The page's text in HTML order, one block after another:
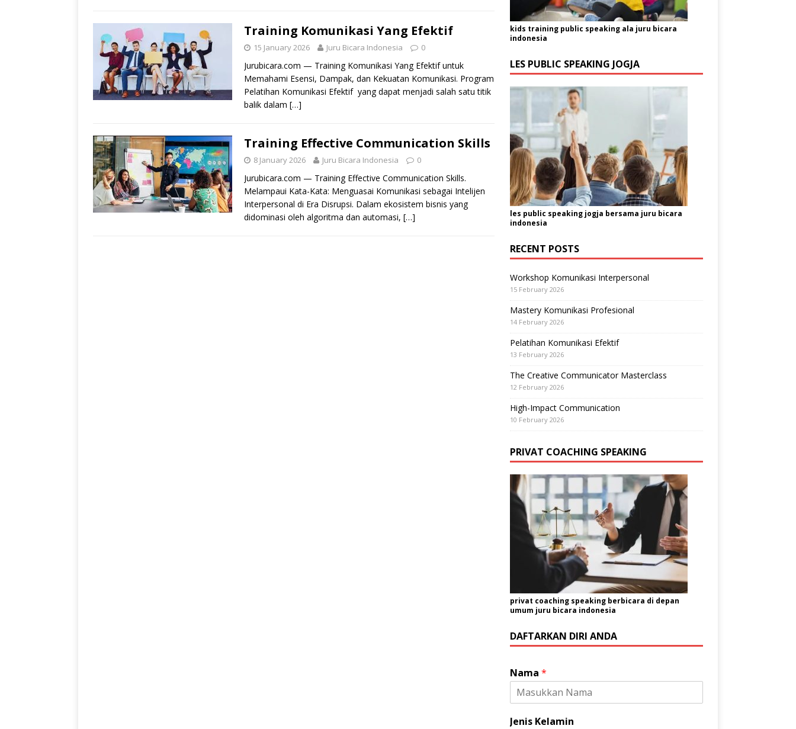
Training Komunikasi Yang Efektif
15 January 2026 Juru Bicara Indonesia 0
Jurubicara.com — Training Komunikasi Yang Efektif untuk
Memahami Esensi, Dampak, dan Kekuatan Komunikasi. Program
Pelatihan Komunikasi Efektif yang dapat menjadi salah satu titik
balik dalam […]
Training Effective Communication Skills
8 January 2026 Juru Bicara Indonesia 0
Jurubicara.com — Training Effective Communication Skills.
Melampaui Kata-Kata: Menguasai Komunikasi sebagai Intelijen
Interpersonal di Era Disrupsi. Dalam ekosistem bisnis yang
didominasi oleh algoritma dan automasi, […]
kids training public speaking ala juru bicara
indonesia
LES PUBLIC SPEAKING JOGJA
les public speaking jogja bersama juru bicara
indonesia
RECENT POSTS
Workshop Komunikasi Interpersonal
15 February 2026
Mastery Komunikasi Profesional
14 February 2026
Pelatihan Komunikasi Efektif
13 February 2026
The Creative Communicator Masterclass
12 February 2026
High-Impact Communication
10 February 2026
PRIVAT COACHING SPEAKING
privat coaching speaking berbicara di depan
umum juru bicara indonesia
DAFTARKAN DIRI ANDA
Nama *
Jenis Kelamin